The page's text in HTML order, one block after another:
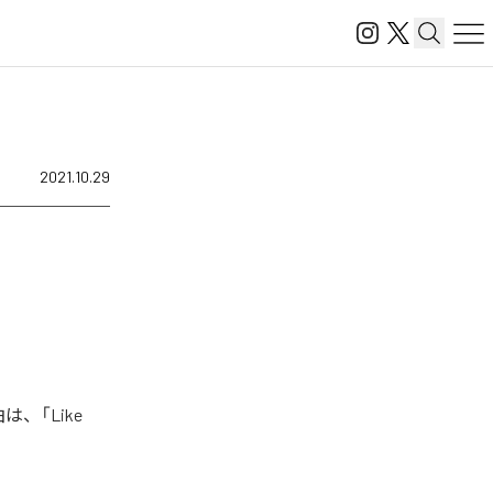
2021.10.29
、「Like